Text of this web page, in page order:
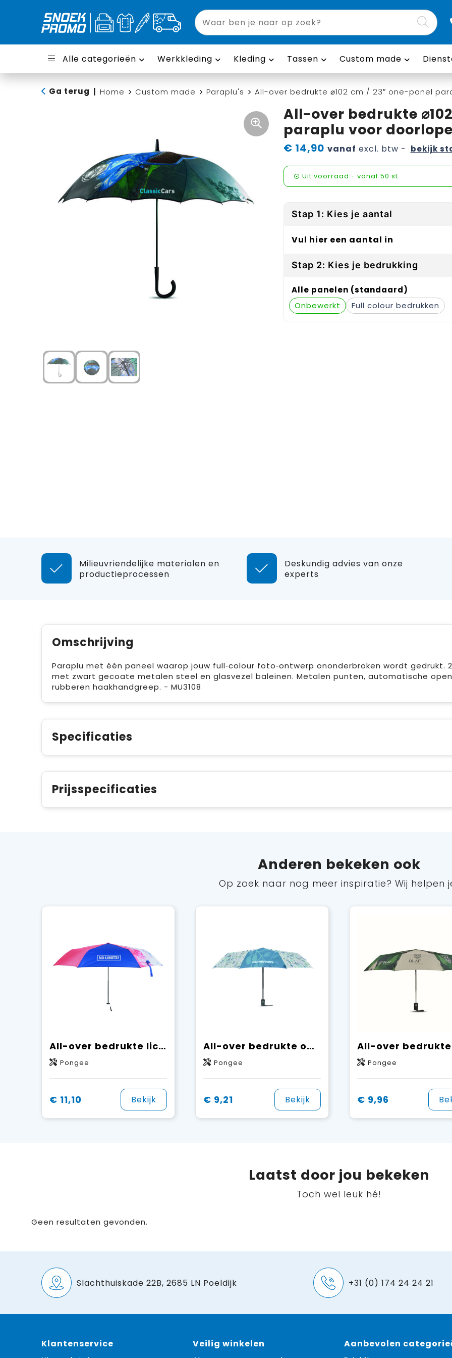
Alle categorieën Werkkleding Kleding Tassen Custom made
Ga terug Home Custom made Paraplu's All-over bedrukte ⌀102 cm / 23″ one-panel
All-over bedrukte
paraplu voor
€ 14,90 vanaf excl. btw - bekijk
Uit voorraad - vanaf 50 st.
Stap 1: Kies je aantal
Vul hier een aantal in
Stap 2: Kies je bedrukking
Alle panelen (standaard)
Onbewerkt
Full colour
Milieuvriendelijke materialen en
productieprocessen
Deskundig advies van onze
experts
Omschrijving
Paraplu met één paneel waarop jouw full‑colour foto‑ontwerp ononderbroken wordt gedrukt.
met zwart gecoate metalen steel en glasvezel baleinen. Metalen punten, automatische
rubberen haakhandgreep. - MU3108
Specificaties
Prijsspecificaties
Anderen bekeken ook
Op zoek naar nog meer inspiratie? Wij helpen
All-over bedrukte lichtgewicht (100 g) opvouwbare paraplu
Pongee
€ 11,10 Bekijk
All-over bedrukte opvouwbare paraplu met automatische open- en sluitfunctie
Pongee
€ 9,21 Bekijk
Pongee
€ 9,96
Laatst door jou bekeken
Toch wel leuk hé!
Geen resultaten gevonden.
Slachthuiskade 22B, 2685 LN Poeldijk +31 (0) 174 24 24 21
Klantenservice Veilig winkelen Aanbevolen